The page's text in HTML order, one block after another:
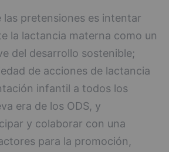
las pretensiones es intentar
la lactancia materna como un
del desarrollo sostenible;
de acciones de lactancia
infantil a todos los
era de los ODS, y
y colaborar con una
para la promoción,